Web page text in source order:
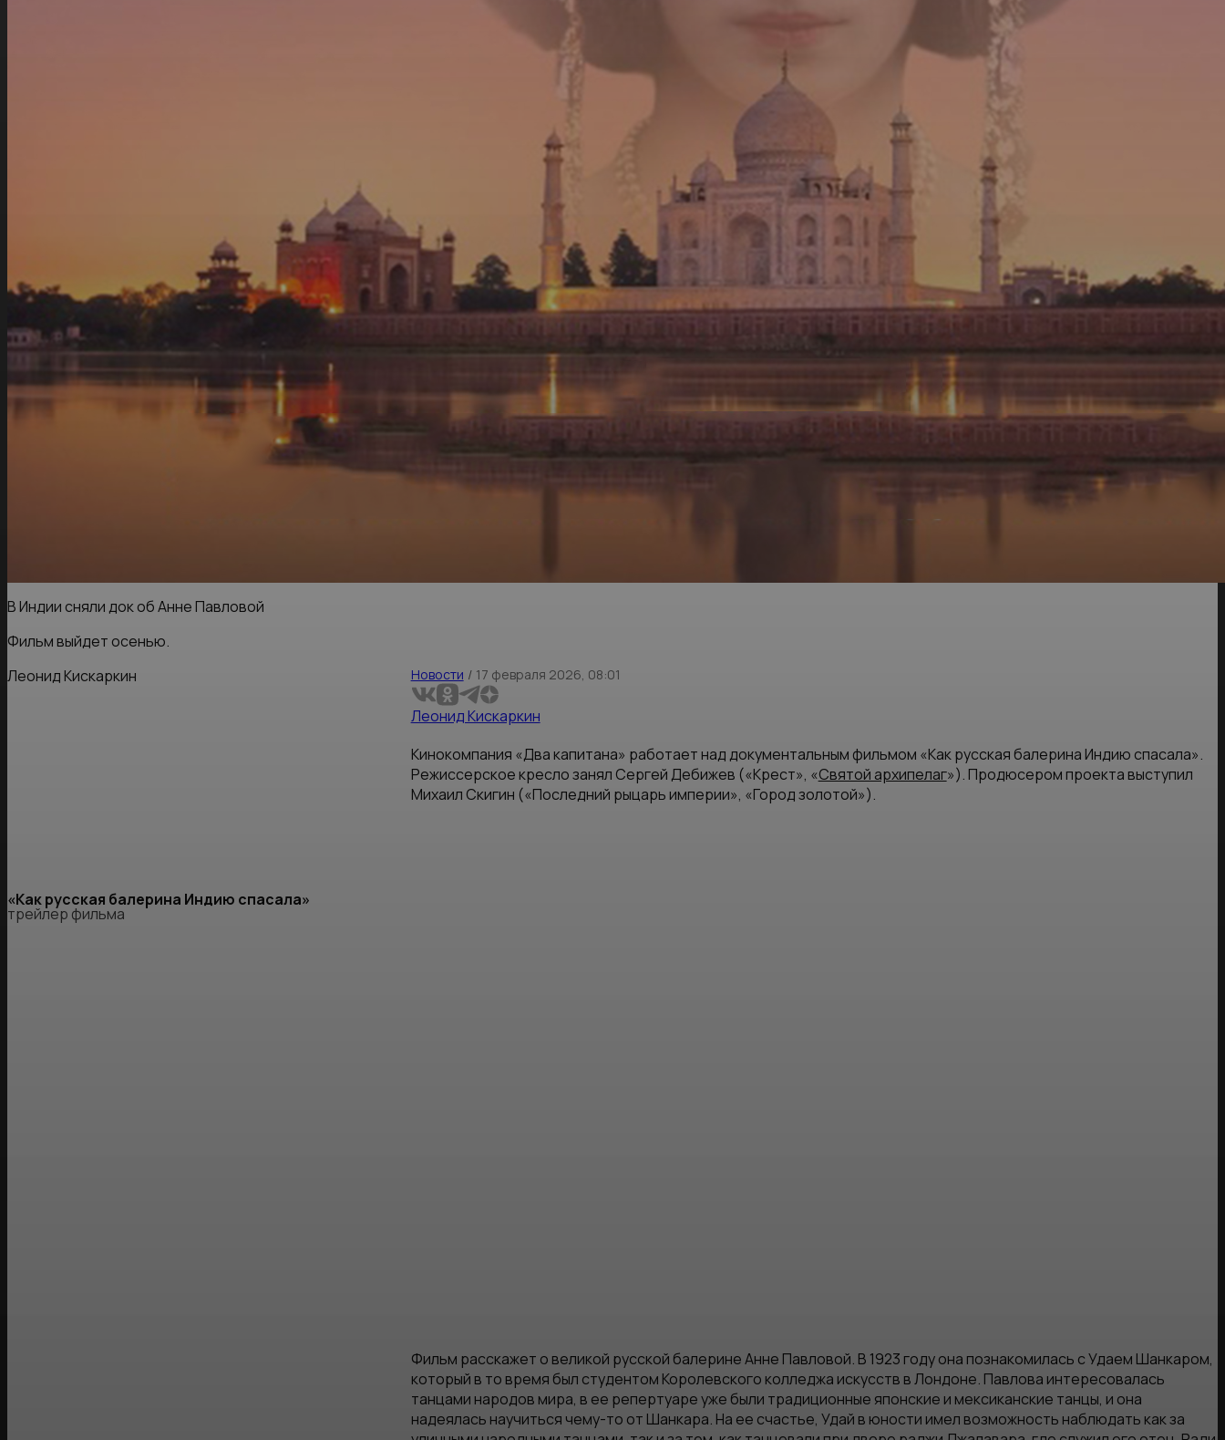
В Индии сняли док об Анне Павловой
Фильм выйдет осенью.
Леонид Кискаркин
Новости / 17 февраля 2026, 08:01
Леонид Кискаркин
Кинокомпания «Два капитана» работает над документальным фильмом «Как русская балерина Индию спасала».
Режиссерское кресло занял Сергей Дебижев («Крест», «Святой архипелаг»). Продюсером проекта выступил
Михаил Скигин («Последний рыцарь империи», «Город золотой»).
«Как русская балерина Индию спасала»
трейлер фильма
Фильм расскажет о великой русской балерине Анне Павловой. В 1923 году она познакомилась с Удаем Шанкаром,
который в то время был студентом Королевского колледжа искусств в Лондоне. Павлова интересовалась
танцами народов мира, в ее репертуаре уже были традиционные японские и мексиканские танцы, и она
надеялась научиться чему-то от Шанкара. На ее счастье, Удай в юности имел возможность наблюдать как за